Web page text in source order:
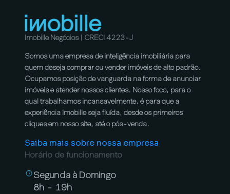
Imobille Negócios | CRECI 4223-J
Somos uma empresa de inteligência imobiliária para
quem deseja comprar ou vender imóveis de alto padrão.
Ocupamos posição de vanguarda na forma de anunciar
imóveis e atender nossos clientes. Nosso foco, para o
qual trabalhamos incansavelmente, é para que a
experiência Imobille seja fluída, desde os primeiros
cliques em nosso site, até o pós-venda.
Saiba mais sobre nossa empresa
Horário de funcionamento
Segunda à Domingo
8h - 19h